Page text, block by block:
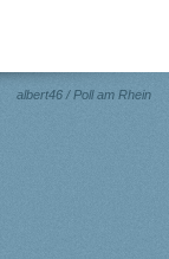
albert46 / Poll am Rhein